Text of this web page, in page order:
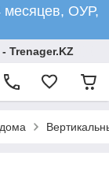
ОУР,
Trenager.KZ